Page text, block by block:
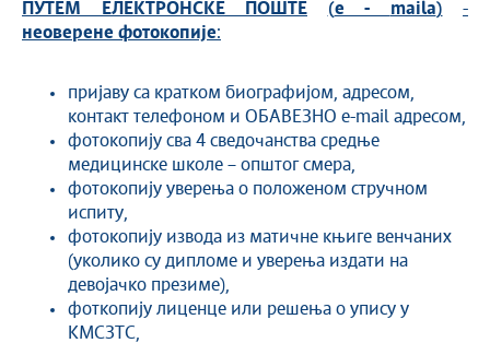
ПУТЕМ ЕЛЕКТРОНСКЕ ПОШТЕ
(e - maila)
-
неоверене фотокопије:
пријаву са кратком биографијом, адресом,
контакт телефоном и ОБАВЕЗНО е-mail адресом,
фотокопију сва 4 сведочанства средње
медицинске школе – општог смера,
фотокопију уверења о положеном стручном
испиту,
фотокопију извода из матичне књиге венчаних
(уколико су дипломе и уверења издати на
девојачко презиме),
фоткопију лиценце или решења о упису у
КМСЗТС,